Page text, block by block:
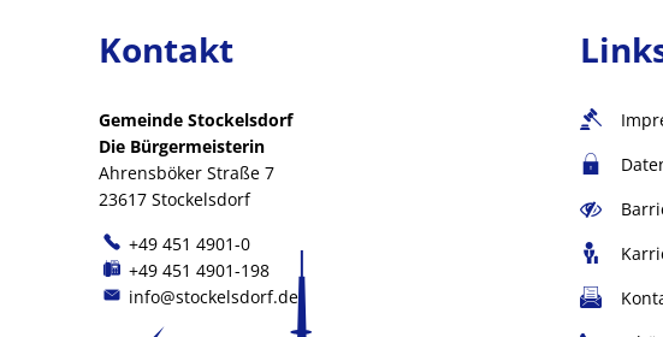
Kontakt
Gemeinde Stockelsdorf
Die Bürgermeisterin
Ahrensböker Straße 7
23617 Stockelsdorf
+49 451 4901-0
+49 451 4901-198
info@stockelsdorf.de